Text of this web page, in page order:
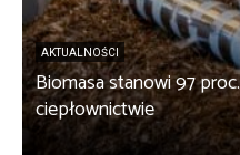
AKTUALNOŚCI
Biomasa stanowi 97
ciepłownictwie